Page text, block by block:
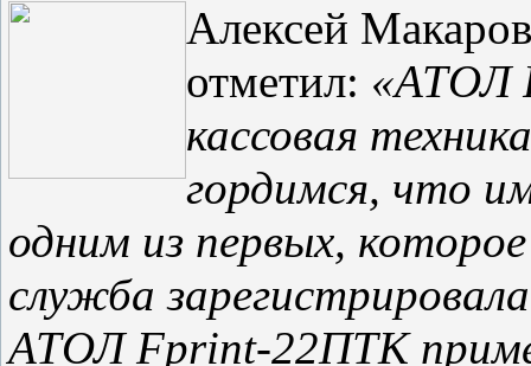
Алексей
отметил: «АТОЛ
кассовая
гордимся, что
одним из первых,
служба
АТОЛ Fprint-22ПТК